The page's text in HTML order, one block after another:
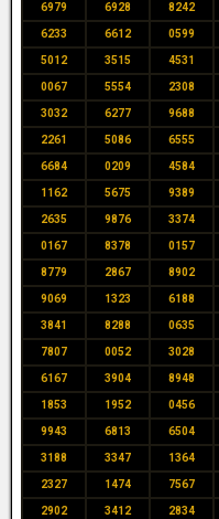
6979 6928 8242
6233 6612 0599
5012 3515 4531
0067 5554 2308
3032 6277 9688
2261 5086 6555
6684 0209 4584
1162 5675 9389
2635 9876 3374
0167 8378 0157
8779 2867 8902
9069 1323 6188
3841 8288 0635
7807 0052 3028
6167 3904 8948
1853 1952 0456
9943 6813 6504
3188 3347 1364
2327 1474 7567
2902 3412 2834